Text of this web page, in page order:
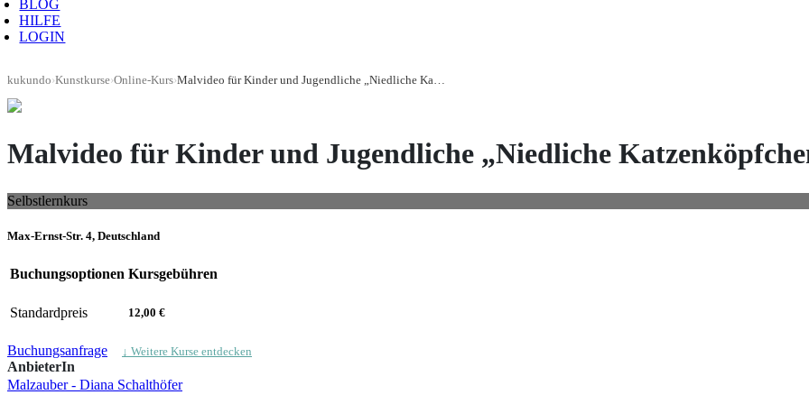
BLOG
HILFE
LOGIN
kukundo›Kunstkurse›Online-Kurs› Malvideo für Kinder und Jugendliche „Niedliche Katzenköpfchen“
Malvideo für Kinder und Jugendliche „Niedliche
Selbstlernkurs
Max-Ernst-Str. 4, Deutschland
Buchungsoptionen Kursgebühren
Standardpreis 12,00 €
Buchungsanfrage ↓ Weitere Kurse entdecken
AnbieterIn
Malzauber - Diana Schalthöfer